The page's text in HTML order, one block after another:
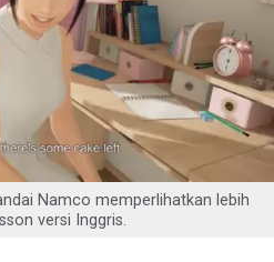
Namco memperlihatkan lebih
versi Inggris.